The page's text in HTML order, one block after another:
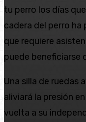
tu perro los días
cadera del perro
que requiere
puede beneficiarse
Una silla de ruedas
aliviará la presión
vuelta a su